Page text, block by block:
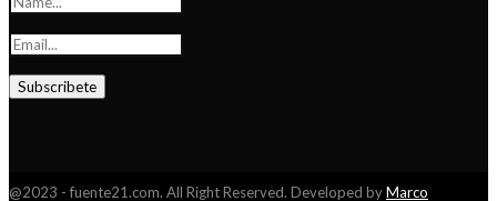
@2023 - fuente21.com. All Right Reserved. Developed byMarco